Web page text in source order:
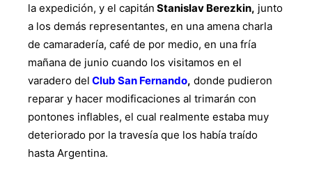
la expedición, y el capitán Stanislav Berezkin, junto
a los demás representantes, en una amena charla
de camaradería, café de por medio, en una fría
mañana de junio cuando los visitamos en el
varadero del Club San Fernando, donde pudieron
reparar y hacer modificaciones al trimarán con
pontones inflables, el cual realmente estaba muy
deteriorado por la travesía que los había traído
hasta Argentina.